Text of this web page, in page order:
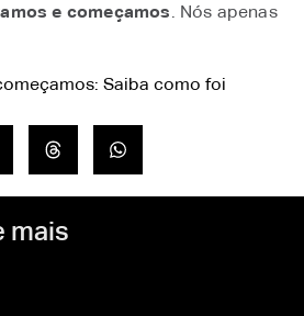
e começamos. Nós apenas
Saiba como foi
mais